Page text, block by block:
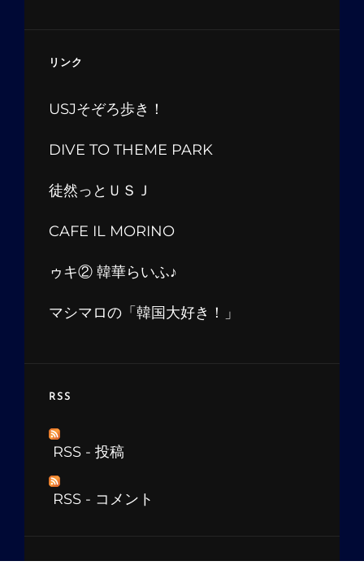
リンク
USJそぞろ歩き！
DIVE TO THEME PARK
徒然っとＵＳＪ
CAFE IL MORINO
ゥキ② 韓華らいふ♪
マシマロの「韓国大好き！」
RSS
RSS - 投稿
RSS - コメント